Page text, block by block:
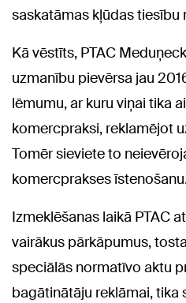
saskatāmas kļūdas tiesību
Kā vēstīts, PTAC
uzmanību pievērsa jau
lēmumu, ar kuru viņai tika
komercpraksi, reklamējot
Tomēr sieviete to
komercprakses
Izmeklēšanas laikā PTAC
vairākus pārkāpumus,
speciālās normatīvo aktu
bagātinātāju reklāmai,